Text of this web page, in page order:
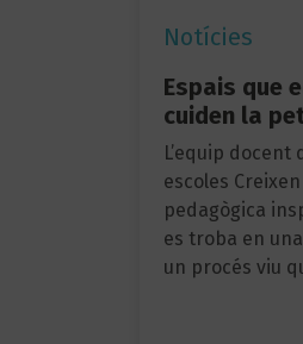
Notícies
Espais que
cuiden la
L’equip docent
escoles
pedagògica
es troba en
un procés viu